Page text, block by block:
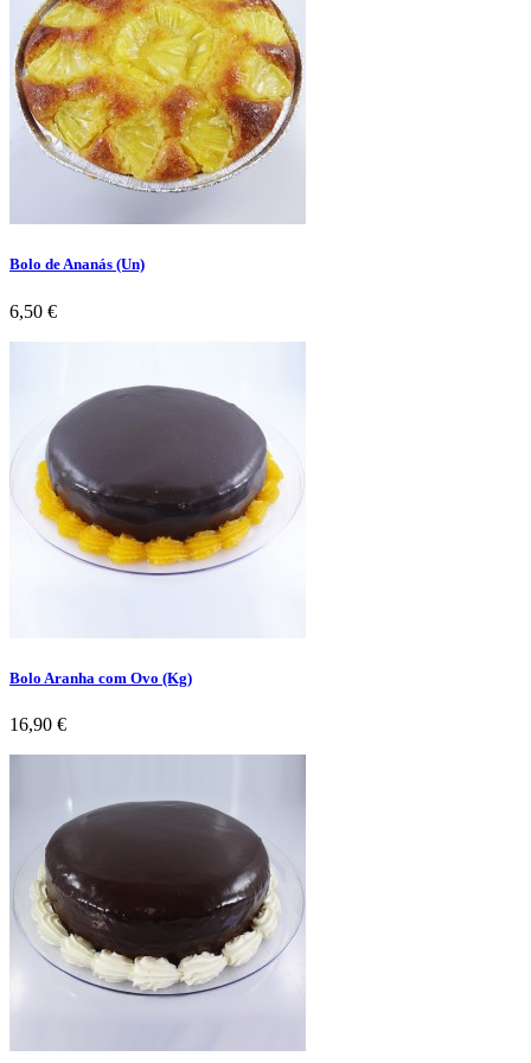
Bolo de Ananás (Un)
Preço
6,50 €
Bolo Aranha com Ovo (Kg)
Preço
16,90 €